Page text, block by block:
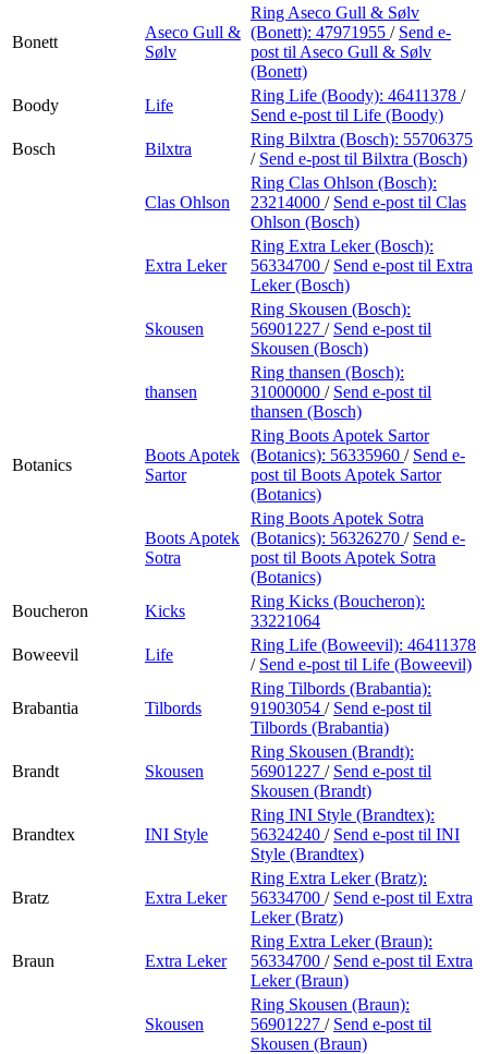
Bonett
Aseco Gull &
Sølv
Ring Aseco Gull & Sølv
(Bonett): 47971955 / Send e-
post til Aseco Gull & Sølv
(Bonett)
Boody
Life
Ring Life (Boody): 46411378 /
Send e-post til Life (Boody)
Bosch
Bilxtra
Ring Bilxtra (Bosch): 55706375
/ Send e-post til Bilxtra (Bosch)
Clas Ohlson
Ring Clas Ohlson (Bosch):
23214000 / Send e-post til Clas
Ohlson (Bosch)
Extra Leker
Ring Extra Leker (Bosch):
56334700 / Send e-post til Extra
Leker (Bosch)
Skousen
Ring Skousen (Bosch):
56901227 / Send e-post til
Skousen (Bosch)
thansen
Ring thansen (Bosch):
31000000 / Send e-post til
thansen (Bosch)
Botanics
Boots Apotek
Sartor
Ring Boots Apotek Sartor
(Botanics): 56335960 / Send e-
post til Boots Apotek Sartor
(Botanics)
Boots Apotek
Sotra
Ring Boots Apotek Sotra
(Botanics): 56326270 / Send e-
post til Boots Apotek Sotra
(Botanics)
Boucheron
Kicks
Ring Kicks (Boucheron):
33221064
Boweevil
Life
Ring Life (Boweevil): 46411378
/ Send e-post til Life (Boweevil)
Brabantia Tilbords
Ring Tilbords (Brabantia):
91903054 / Send e-post til
Tilbords (Brabantia)
Brandt Skousen
Ring Skousen (Brandt):
56901227 / Send e-post til
Skousen (Brandt)
Brandtex INI Style
Ring INI Style (Brandtex):
56324240 / Send e-post til INI
Style (Brandtex)
Bratz Extra Leker
Ring Extra Leker (Bratz):
56334700 / Send e-post til Extra
Leker (Bratz)
Braun Extra Leker
Ring Extra Leker (Braun):
56334700 / Send e-post til Extra
Leker (Braun)
Skousen
Ring Skousen (Braun):
56901227 / Send e-post til
Skousen (Braun)